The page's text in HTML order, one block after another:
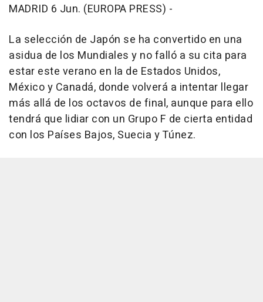
MADRID 6 Jun. (EUROPA PRESS) -
La selección de Japón se ha convertido en una
asidua de los Mundiales y no falló a su cita para
estar este verano en la de Estados Unidos,
México y Canadá, donde volverá a intentar llegar
más allá de los octavos de final, aunque para ello
tendrá que lidiar con un Grupo F de cierta entidad
con los Países Bajos, Suecia y Túnez.